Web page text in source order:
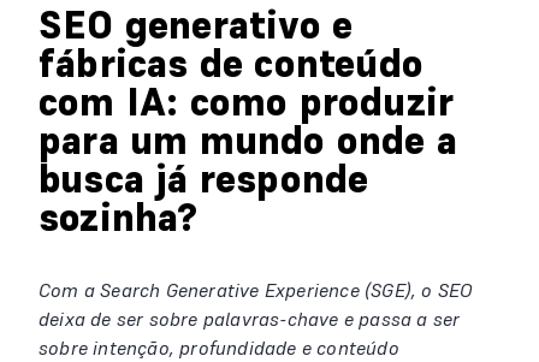
SEO generativo e
fábricas de conteúdo
com IA: como produzir
para um mundo onde a
busca já responde
sozinha?
Com a Search Generative Experience (SGE), o SEO
deixa de ser sobre palavras-chave e passa a ser
sobre intenção, profundidade e conteúdo